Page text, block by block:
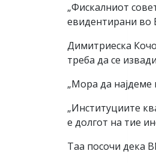
„Фискалниот
евидентирани во
Димитриеска
треба да се
„Мора да најдеме
„Институциите
е долгот на тие
Таа посочи дека